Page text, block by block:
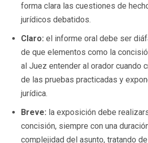
forma clara las cuestiones de
jurídicos debatidos.
Claro: el informe oral debe ser
de que elementos como la
al Juez entender al orador cuando
de las pruebas practicadas y
jurídica.
Breve: la exposición debe
concisión, siempre con una
complejidad del asunto, tratando